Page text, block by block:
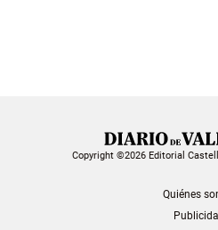
Copyright ©2026 Editorial
Quiénes